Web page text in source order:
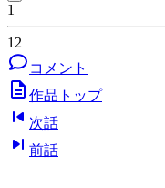
1
12
コメント
作品トップ
次話
前話